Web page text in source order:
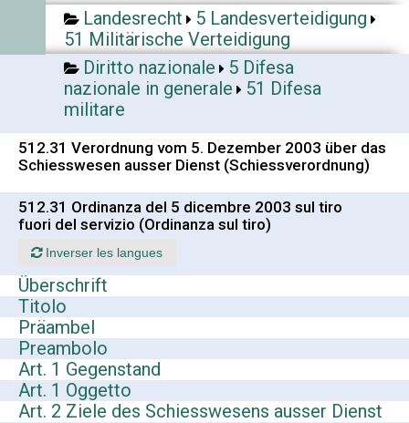
Landesrecht
5 Landesverteidigung
51 Militärische Verteidigung
Diritto nazionale
5 Difesa
nazionale in generale
51 Difesa
militare
512.31 Verordnung vom 5. Dezember 2003 über das
Schiesswesen ausser Dienst (Schiessverordnung)
512.31 Ordinanza del 5 dicembre 2003 sul tiro
fuori del servizio (Ordinanza sul tiro)
Inverser les langues
Überschrift
Titolo
Präambel
Preambolo
Art. 1 Gegenstand
Art. 1 Oggetto
Art. 2 Ziele des Schiesswesens ausser Dienst